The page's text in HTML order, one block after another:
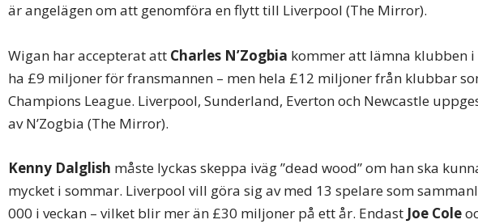
är angelägen om att genomföra en flytt till Liverpool (The Mirror).
Wigan har accepterat att Charles N’Zogbia kommer att lämna klubben
ha £9 miljoner för fransmannen – men hela £12 miljoner från klubbar
Champions League. Liverpool, Sunderland, Everton och Newcastle
av N’Zogbia (The Mirror).
Kenny Dalglish måste lyckas skeppa iväg ”dead wood” om han ska
mycket i sommar. Liverpool vill göra sig av med 13 spelare som
000 i veckan – vilket blir mer än £30 miljoner på ett år. Endast Joe Cole